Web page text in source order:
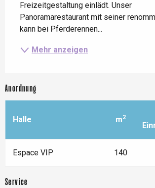
Freizeitgestaltung einlädt. Unser
Panoramarestaurant mit seiner
kann bei Pferderennen...
Mehr anzeigen
Anordnung
Halle m2
Espace VIP 140
Service